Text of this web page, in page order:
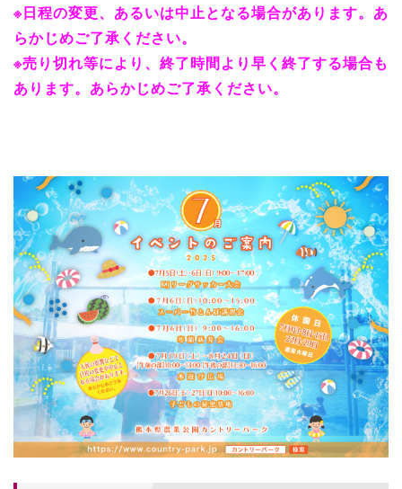
※日程の変更、あるいは中止となる場合があります。あ
らかじめご了承ください。
※売り切れ等により、終了時間より早く終了する場合も
あります。あらかじめご了承ください。